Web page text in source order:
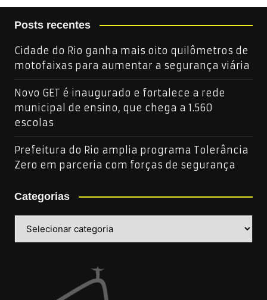
Posts recentes
Cidade do Rio ganha mais oito quilômetros de
motofaixas para aumentar a segurança viária
Novo GET é inaugurado e fortalece a rede
municipal de ensino, que chega a 1.560
escolas
Prefeitura do Rio amplia programa Tolerância
Zero em parceria com forças de segurança
Categorias